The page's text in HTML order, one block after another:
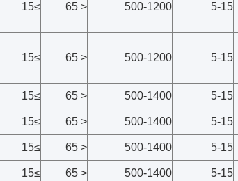
5-15
500-1200
< 65
≥15
5-15
500-1200
< 65
≥15
5-15
500-1400
< 65
≥15
5-15
500-1400
< 65
≥15
5-15
500-1400
< 65
≥15
5-15
500-1400
< 65
≥15